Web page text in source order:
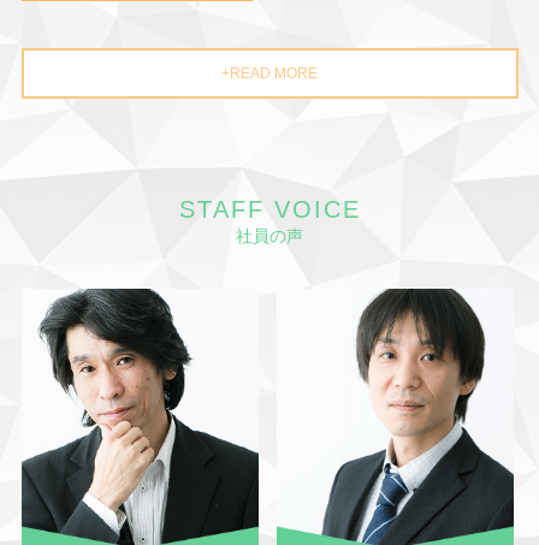
+READ MORE
STAFF VOICE
社員の声